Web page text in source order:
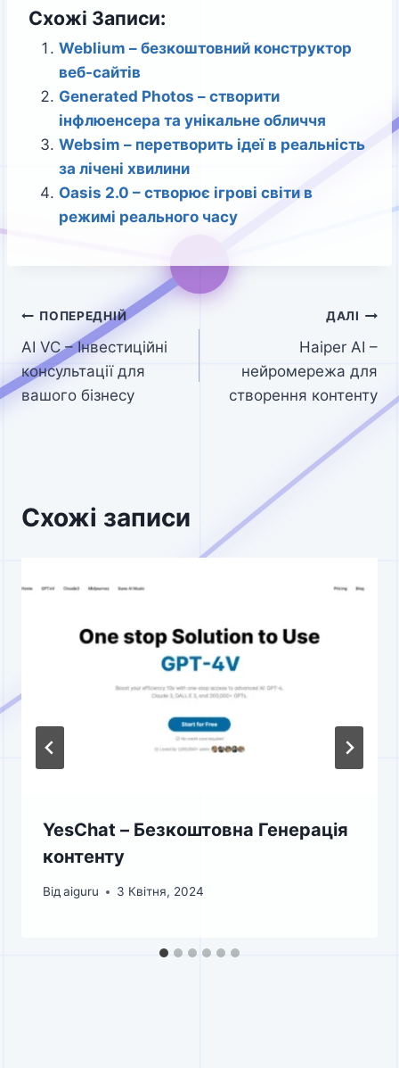
Схожі Записи:
Weblium – безкоштовний конструктор
веб-сайтів
Generated Photos – створити
інфлюенсера та унікальне обличчя
Websim – перетворить ідеї в реальність
за лічені хвилини
Oasis 2.0 – створює ігрові світи в
режимі реального часу
Навігація
записів
ПОПЕРЕДНІЙ
AI VC – Інвестиційні
консультації для
вашого бізнесу
ДАЛІ
Haiper AI –
нейромережа для
створення контенту
Схожі записи
YesChat – Безкоштовна Генерація
контенту
Від aiguru 3 Квітня, 2024